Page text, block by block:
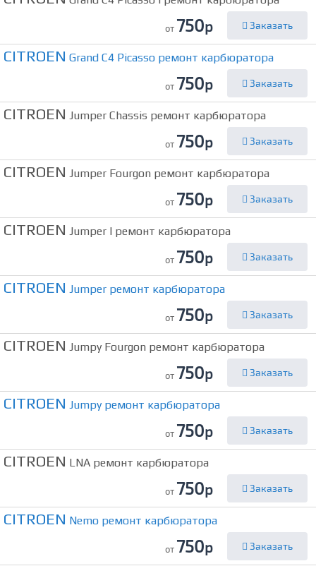
от 750р Заказать
CITROEN Grand C4 Picasso ремонт карбюратора
от 750р Заказать
CITROEN Jumper Chassis ремонт карбюратора
от 750р Заказать
CITROEN Jumper Fourgon ремонт карбюратора
от 750р Заказать
CITROEN Jumper I ремонт карбюратора
от 750р Заказать
CITROEN Jumper ремонт карбюратора
от 750р Заказать
CITROEN Jumpy Fourgon ремонт карбюратора
от 750р Заказать
CITROEN Jumpy ремонт карбюратора
от 750р Заказать
CITROEN LNA ремонт карбюратора
от 750р Заказать
CITROEN Nemo ремонт карбюратора
от 750р Заказать